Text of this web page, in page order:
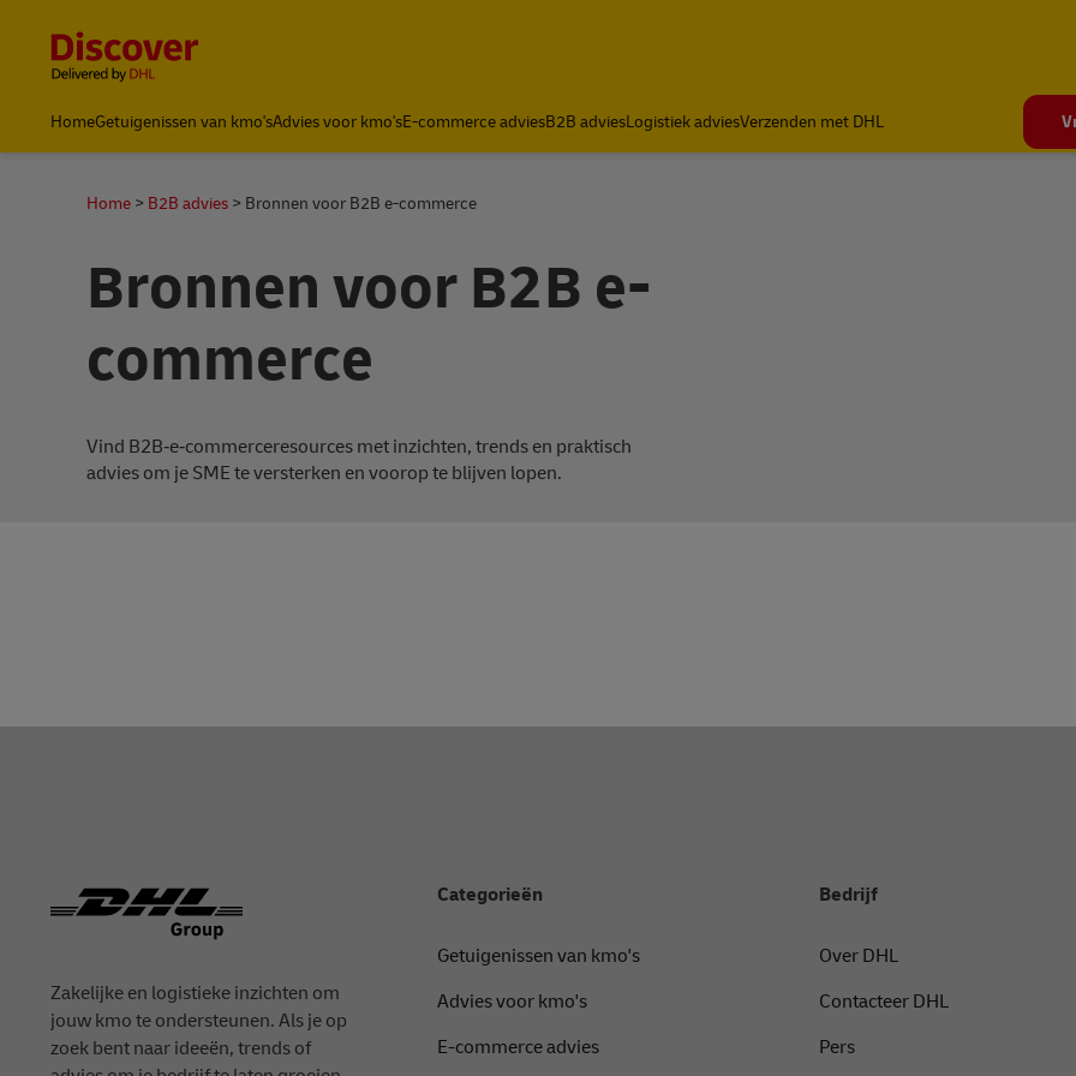
HomeGetuigenissen van kmo'sAdvies voor kmo'sE-commerce adviesB2B adviesLogistiek adviesVerzenden met DHL
Home B2B advies Bronnen voor B2B e-commerce
Bronnen voor B2B e-
commerce
Vind B2B‑e‑commerceresources met inzichten, trends en praktisch
advies om je SME te versterken en voorop te blijven lopen.
Zakelijke en logistieke inzichten om
jouw kmo te ondersteunen. Als je op
zoek bent naar ideeën, trends of
Categorieën
Getuigenissen van kmo's
Advies voor kmo's
E-commerce advies
Bedrijf
Over DHL
Contacteer DHL
Pers